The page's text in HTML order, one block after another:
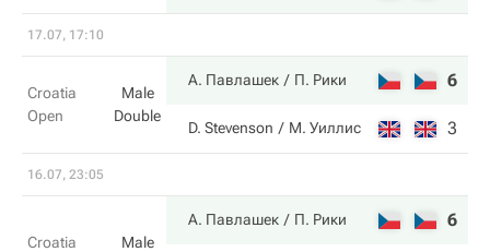
17.07, 17:10
Croatia
Open
Male
Double
А. Павлашек П. Рики 6
D. Stevenson М. Уиллис 3
16.07, 23:05
Croatia
Male
А. Павлашек П. Рики 6